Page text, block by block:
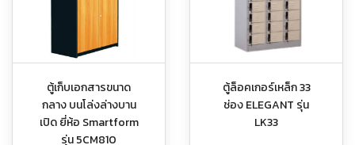
ตู้เก็บเอกสารขนาด
กลาง บนโล่งล่างบาน
เปิด ยี่ห้อ Smartform
รุ่น 5CM810
ตู้ล็อคเกอร์เหล็ก 33
ช่อง ELEGANT รุ่น
LK33